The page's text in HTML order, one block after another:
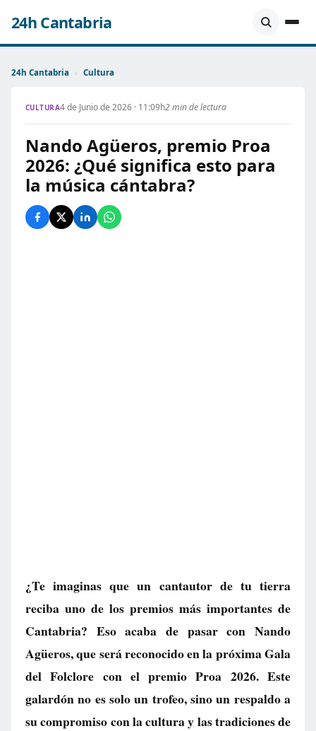
24h Cantabria
24h Cantabria › Cultura
CULTURA4 de Junio de 2026 · 11:09h2 min de lectura
Nando Agüeros, premio Proa
2026: ¿Qué significa esto para
la música cántabra?
¿Te imaginas que un cantautor de tu tierra
reciba uno de los premios más importantes de
Cantabria? Eso acaba de pasar con Nando
Agüeros, que será reconocido en la próxima Gala
del Folclore con el premio Proa 2026. Este
galardón no es solo un trofeo, sino un respaldo a
su compromiso con la cultura y las tradiciones de